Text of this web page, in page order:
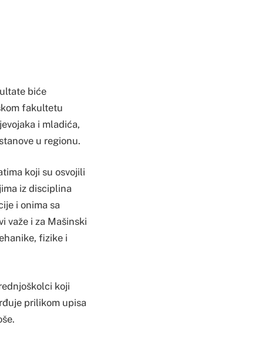
biće
fakultetu
i mladića,
u regionu.
koji su osvojili
iz disciplina
i onima sa
važe i za Mašinski
fizike i
koji
prilikom upisa